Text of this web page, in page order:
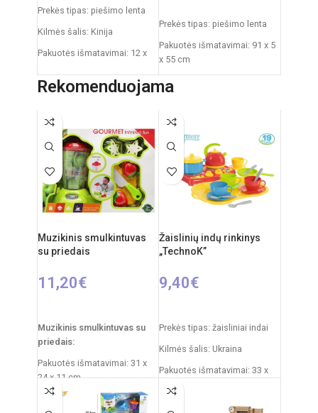
Prekės tipas: piešimo lenta
Kilmės šalis: Kinija
Pakuotės išmatavimai: 12 x
Produkto išmatavimai: 33 x
Rekomenduojamas amžius:
nuo 3 metų
Prekės tipas: piešimo lenta
Pakuotės išmatavimai: 91 x 5
x 55 cm
53 x 45 cm
Rekomenduojama
Muzikinis smulkintuvas
su priedais
11,20€
Muzikinis smulkintuvas su
priedais:
Pakuotės išmatavimai: 31 x
24 x 11 cm
Svoris: 490 g
Žaislinių indų rinkinys
„TechnoK”
9,40€
Prekės tipas: žaisliniai indai
Kilmės šalis: Ukraina
Pakuotės išmatavimai: 33 x
Produkto medžiaga: plastikas